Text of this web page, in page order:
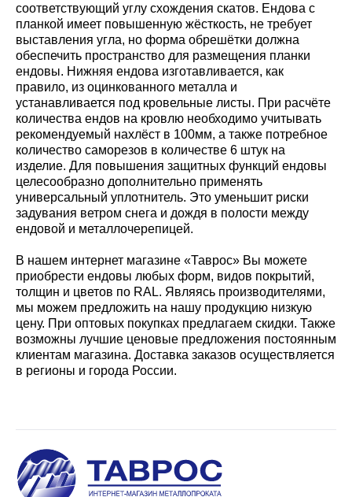
соответствующий углу схождения скатов. Ендова с
планкой имеет повышенную жёсткость, не требует
выставления угла, но форма обрешётки должна
обеспечить пространство для размещения планки
ендовы. Нижняя ендова изготавливается, как
правило, из оцинкованного металла и
устанавливается под кровельные листы. При расчёте
количества ендов на кровлю необходимо учитывать
рекомендуемый нахлёст в 100мм, а также потребное
количество саморезов в количестве 6 штук на
изделие. Для повышения защитных функций ендовы
целесообразно дополнительно применять
универсальный уплотнитель. Это уменьшит риски
задувания ветром снега и дождя в полости между
ендовой и металлочерепицей.
В нашем интернет магазине «Таврос» Вы можете
приобрести ендовы любых форм, видов покрытий,
толщин и цветов по RAL. Являясь производителями,
мы можем предложить на нашу продукцию низкую
цену. При оптовых покупках предлагаем скидки. Также
возможны лучшие ценовые предложения постоянным
клиентам магазина. Доставка заказов осуществляется
в регионы и города России.